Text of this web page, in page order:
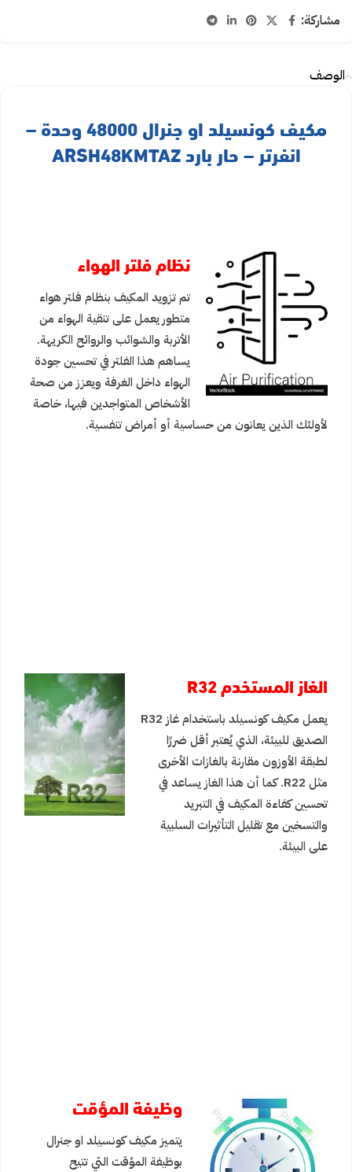
مشاركة:
الوصف
مكيف كونسيلد او جنرال 48000 وحدة –
انفرتر – حار بارد ARSH48KMTAZ
نظام فلتر الهواء
تم تزويد المكيف بنظام فلتر هواء
متطور يعمل على تنقية الهواء من
الأتربة والشوائب والروائح الكريهة.
يساهم هذا الفلتر في تحسين جودة
الهواء داخل الغرفة ويعزز من صحة
الأشخاص المتواجدين فيها، خاصة
لأولئك الذين يعانون من حساسية أو أمراض تنفسية.
الغاز المستخدم R32
يعمل مكيف كونسيلد باستخدام غاز R32
الصديق للبيئة، الذي يُعتبر أقل ضررًا
لطبقة الأوزون مقارنة بالغازات الأخرى
مثل R22. كما أن هذا الغاز يساعد في
تحسين كفاءة المكيف في التبريد
والتسخين مع تقليل التأثيرات السلبية
على البيئة.
وظيفة المؤقت
يتميز مكيف كونسيلد او جنرال
بوظيفة المؤقت التي تتيح